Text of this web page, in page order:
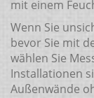
mit einem
Wenn Sie
bevor Sie mit
wählen Sie
Installationen
Außenwände